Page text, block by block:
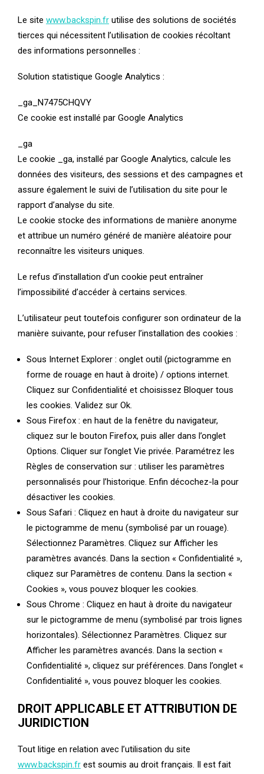
Le site www.backspin.fr utilise des solutions de sociétés
tierces qui nécessitent l’utilisation de cookies récoltant
des informations personnelles :
Solution statistique Google Analytics :
_ga_N7475CHQVY
Ce cookie est installé par Google Analytics
_ga
Le cookie _ga, installé par Google Analytics, calcule les
données des visiteurs, des sessions et des campagnes et
assure également le suivi de l’utilisation du site pour le
rapport d’analyse du site.
Le cookie stocke des informations de manière anonyme
et attribue un numéro généré de manière aléatoire pour
reconnaître les visiteurs uniques.
Le refus d’installation d’un cookie peut entraîner
l’impossibilité d’accéder à certains services.
L’utilisateur peut toutefois configurer son ordinateur de la
manière suivante, pour refuser l’installation des cookies :
Sous Internet Explorer : onglet outil (pictogramme en
forme de rouage en haut à droite) / options internet.
Cliquez sur Confidentialité et choisissez Bloquer tous
les cookies. Validez sur Ok.
Sous Firefox : en haut de la fenêtre du navigateur,
cliquez sur le bouton Firefox, puis aller dans l’onglet
Options. Cliquer sur l’onglet Vie privée. Paramétrez les
Règles de conservation sur : utiliser les paramètres
personnalisés pour l’historique. Enfin décochez-la pour
désactiver les cookies.
Sous Safari : Cliquez en haut à droite du navigateur sur
le pictogramme de menu (symbolisé par un rouage).
Sélectionnez Paramètres. Cliquez sur Afficher les
paramètres avancés. Dans la section « Confidentialité »,
cliquez sur Paramètres de contenu. Dans la section «
Cookies », vous pouvez bloquer les cookies.
Sous Chrome : Cliquez en haut à droite du navigateur
sur le pictogramme de menu (symbolisé par trois lignes
horizontales). Sélectionnez Paramètres. Cliquez sur
Afficher les paramètres avancés. Dans la section «
Confidentialité », cliquez sur préférences. Dans l’onglet «
Confidentialité », vous pouvez bloquer les cookies.
DROIT APPLICABLE ET ATTRIBUTION DE
JURIDICTION
Tout litige en relation avec l’utilisation du site
www.backspin.fr est soumis au droit français. Il est fait